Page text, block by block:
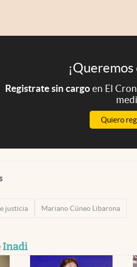
Registrate sin cargoen El
Quiero
justicia Mariano Cúneo Libarona
Inadi